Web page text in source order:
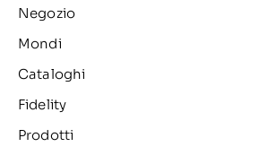
Negozio
Mondi
Cataloghi
Fidelity
Prodotti